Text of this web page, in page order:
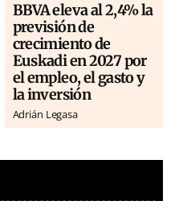
BBVA eleva al 2,4% la
previsión de
crecimiento de
Euskadi en 2027 por
el empleo, el gasto y
la inversión
Adrián Legasa